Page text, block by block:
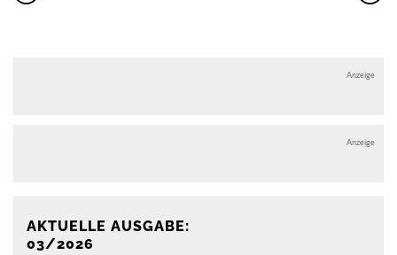
Anzeige
Anzeige
AKTUELLE AUSGABE:
03/2026